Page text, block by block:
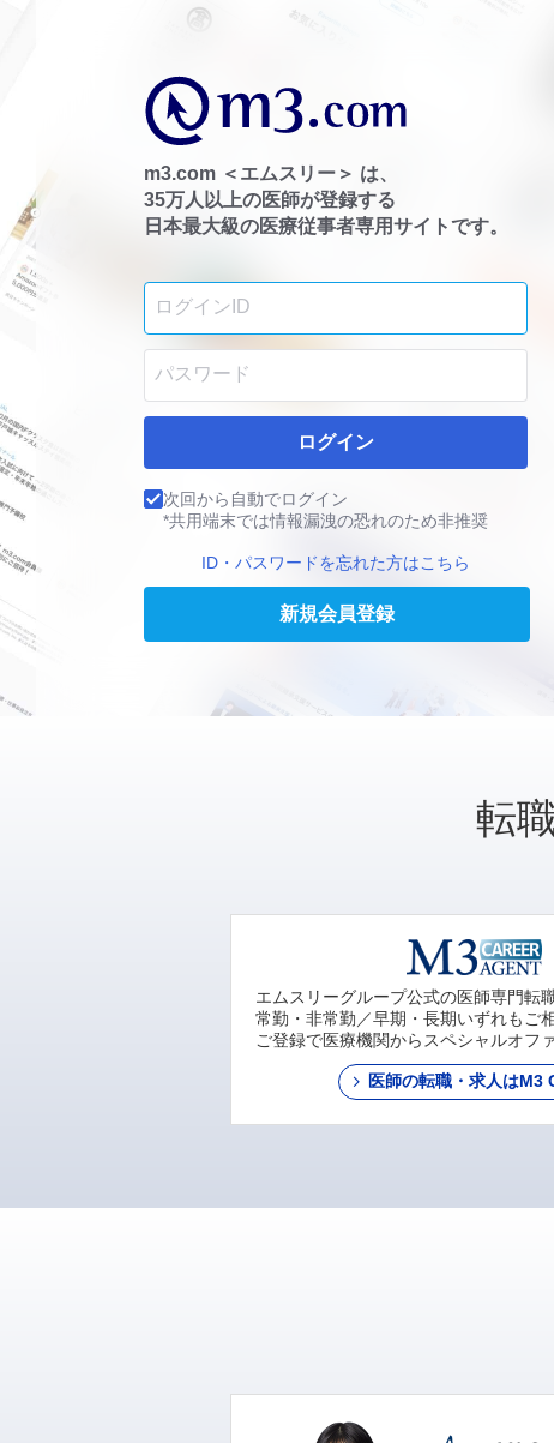
m3.com ＜エムスリー＞ は、
35万人以上の医師が登録する
日本最大級の医療従事者専用サイトです。
ログイン
次回から自動でログイン
*共用端末では情報漏洩の恐れのため非推奨
ID・パスワードを忘れた方はこちら
新規会員登録
転
エムスリーグループ公式の医師専門転
常勤・非常勤／早期・長期いずれもご
ご登録で医療機関からスペシャルオフ
医師の転職・求人はM3